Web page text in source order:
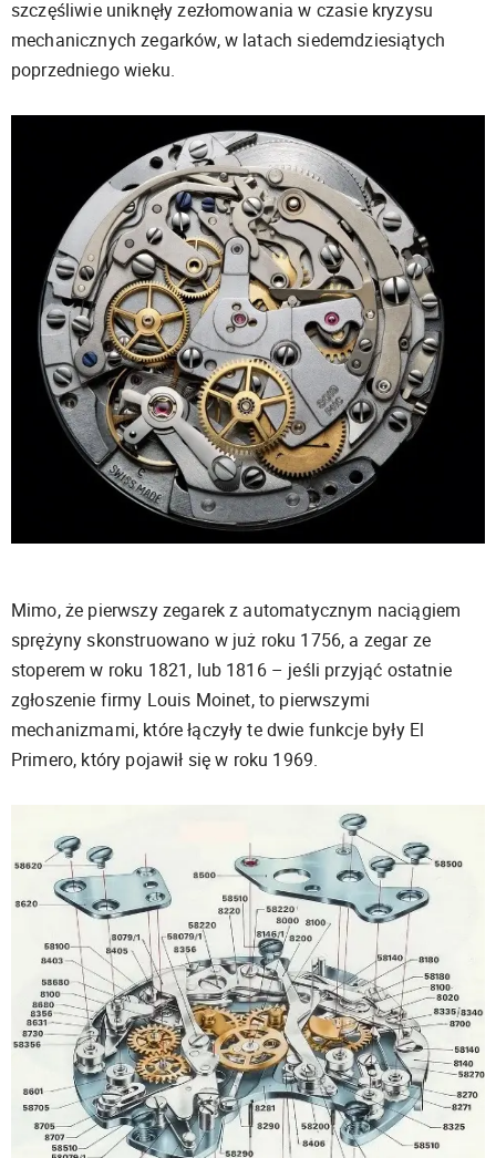
szczęśliwie uniknęły zezłomowania w czasie kryzysu
mechanicznych zegarków, w latach siedemdziesiątych
poprzedniego wieku.
Mimo, że pierwszy zegarek z automatycznym naciągiem
sprężyny skonstruowano w już roku 1756, a zegar ze
stoperem w roku 1821, lub 1816 – jeśli przyjąć ostatnie
zgłoszenie firmy Louis Moinet, to pierwszymi
mechanizmami, które łączyły te dwie funkcje były El
Primero, który pojawił się w roku 1969.